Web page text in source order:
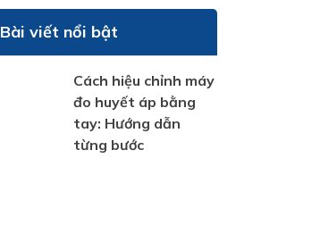
Bài viết nổi bật
Cách hiệu chỉnh máy
đo huyết áp bằng
tay: Hướng dẫn
từng bước